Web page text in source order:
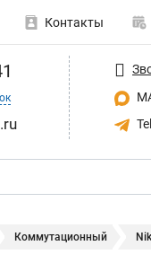
Контакты
Коммутационный